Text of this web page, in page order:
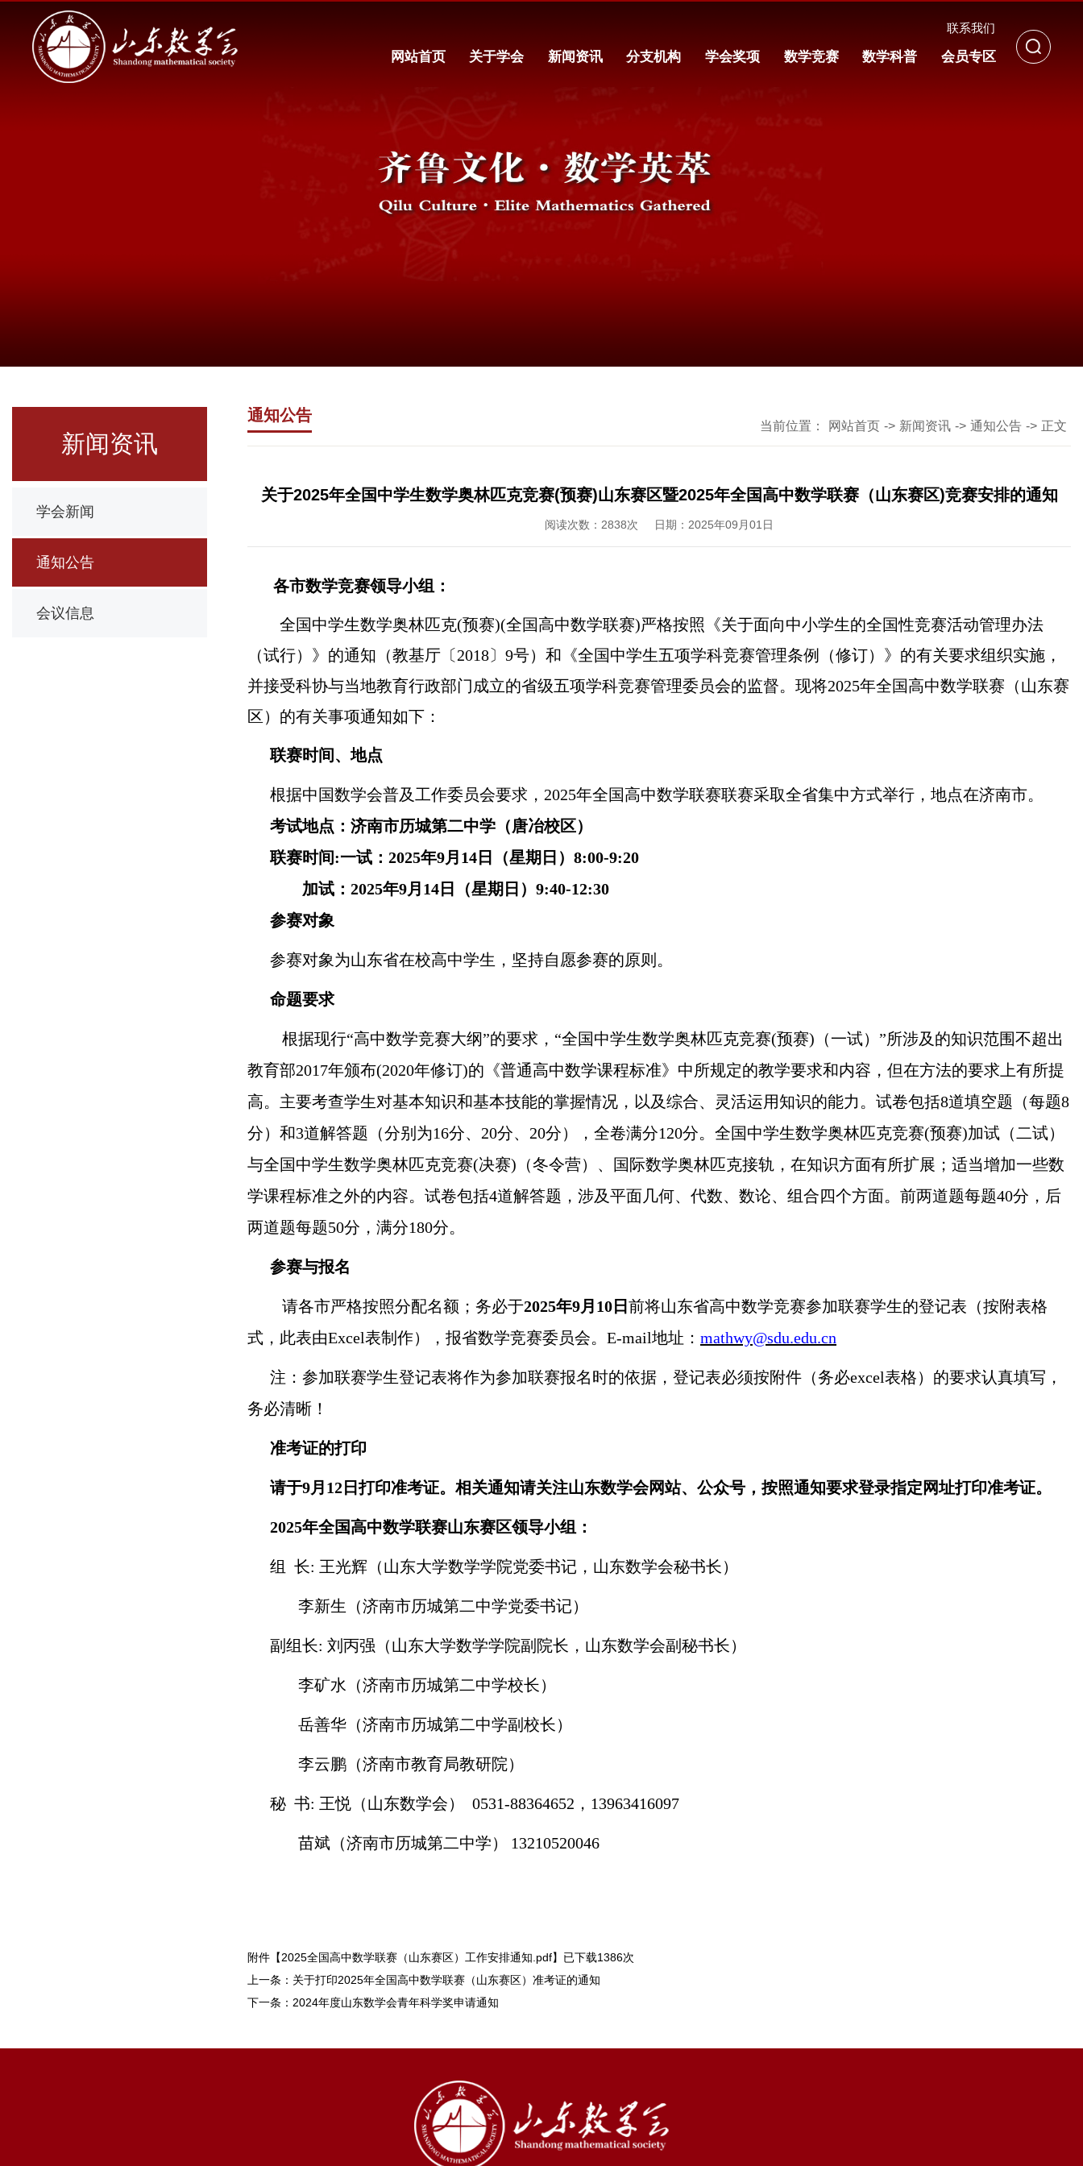
联系我们
网站首页 关于学会 新闻资讯 分支机构 学会奖项 数学竞赛 数学科普 会员专区
新闻资讯
学会新闻
通知公告
会议信息
通知公告
当前位置： 网站首页 -> 新闻资讯 -> 通知公告 -> 正文
关于2025年全国中学生数学奥林匹克竞赛(预赛)山东赛区暨2025年全国高中数学联赛（山东赛区)竞赛安排的通知
阅读次数： 2838次 日期：2025年09月01日
各市数学竞赛领导小组：
全国中学生数学奥林匹克(预赛)(全国高中数学联赛)严格按照 《关于面向中小学生的全国性竞赛活动管理办法
（试行）》的通知（教基厅〔2018〕9号） 和《全国中学生五项学科竞赛管理条例（修订）》的有关要求组织实施，
并接受科协与当地教育行政部门成立的省级五项学科竞赛管理委员会的监督。现将2025年全国高中数学联赛 （山东赛
区） 的有关事项通知如下：
联赛时间 、地点
根据中国数学会普及工作委员会要求， 2025年全国高中数学联赛联赛采取全省集中方式举行，地点在济南市。
考试地点 ： 济南市历城第二中学（唐冶校区）
联赛时间:一试： 2025年9月 14 日（星期日） 8:00-9:20
加试： 2025年9月 14 日（星期日） 9:40-12:30
参赛对象
参赛对象为山东省在校高中学生，坚持自愿参赛的原则。
命题要求
根据现行“高中数学竞赛大纲”的要求，“全国中学生数学奥林匹克竞赛(预赛)（一试）”所涉及的知识范围不超出
教育部2017年颁布(2020年修订)的《普通高中数学课程标准》中所规定的教学要求和内容，但在方法的要求上有所提
高。主要考查学生对基本知识和基本技能的掌握情况，以及综合、灵活运用知识的能力。试卷包括8道填空题（每题8
分）和3道解答题（分别为16分、20分、20分），全卷满分120分。全国中学生数学奥林匹克竞赛(预赛)加试（二试）
与全国中学生数学奥林匹克竞赛(决赛)（冬令营）、国际数学奥林匹克接轨，在知识方面有所扩展；适当增加一些数
学课程标准之外的内容。试卷包括4道解答题，涉及平面几何、代数、数论、组合四个方面。前两道题每题40分，后
两道题每题50分，满分180分。
参赛与报名
请各市严格按照分配名额；务必于2025年9月 10 日 前将山东省高中数学竞赛参加联赛学生的登记表（按附表格
式，此表由Excel表制作），报省数学竞赛委员会。E-mail地址： mathwy@sdu.edu.cn
注：参加联赛学生登记表将作为参加联赛报名时的依据，登记表必须按附件（务必excel表格）的要求认真填写，
务必清晰！
准考证的打印
请于9月12日打印准考证。相关通知请关注山东数学会网站、公众号，按照通知要求登录指定网址打印准考证。
2025年全国高中数学联赛山东赛区领导小组：
组 长: 王光辉 （山东大学数学学院党委书记，山东数学会秘书长）
李新生 （济南市历城第二中学党委书记）
副组长: 刘丙强 （山东大学数学学院副院长，山东数学会副秘书长）
李矿水（济南市历城第二中学校长）
岳善华（济南市历城第二中学副校长）
李云鹏 （济南市教育局教研院）
秘 书: 王悦（山东数学会） 0531-88364652，13963416097
苗斌（济南市历城第二中学） 13210520046
附件【2025全国高中数学联赛（山东赛区）工作安排通知.pdf】已下载1386次
上一条： 关于打印2025年全国高中数学联赛（山东赛区）准考证的通知
下一条： 2024年度山东数学会青年科学奖申请通知